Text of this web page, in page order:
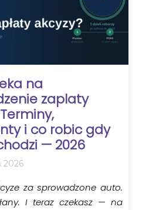
na
zaplaty
i co robic gdy
— 2026
2026
za sprowadzone auto.
I teraz czekasz — na